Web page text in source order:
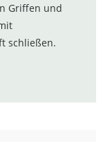
Griffen und
schließen.